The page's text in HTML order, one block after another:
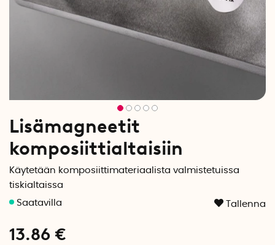
Lisämagneetit
komposiittialtaisiin
Käytetään komposiittimateriaalista valmistetuissa
tiskialtaissa
Tallenna
13.86 €